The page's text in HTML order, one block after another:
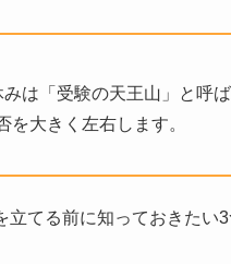
みは「受験の天王山」と呼
を大きく左右します。
立てる前に知っておきたい